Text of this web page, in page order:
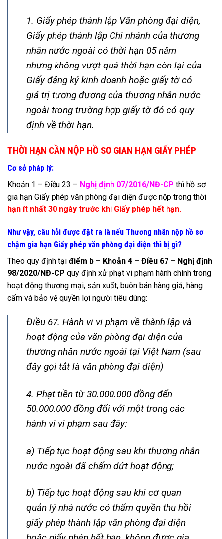
1. Giấy phép thành lập Văn phòng đại diện,
Giấy phép thành lập Chi nhánh của thương
nhân nước ngoài có thời hạn 05 năm
nhưng không vượt quá thời hạn còn lại của
Giấy đăng ký kinh doanh hoặc giấy tờ có
giá trị tương đương của thương nhân nước
ngoài trong trường hợp giấy tờ đó có quy
định về thời hạn.
THỜI HẠN CẦN NỘP HỒ SƠ GIAN HẠN GIẤY PHÉP
Cơ sở pháp lý:
Khoản 1 – Điều 23 – Nghị định 07/2016/NĐ-CP thì hồ sơ
gia hạn Giấy phép văn phòng đại diện được nộp trong thời
hạn ít nhất 30 ngày trước khi Giấy phép hết hạn.
Như vậy, câu hỏi được đặt ra là nếu Thương nhân nộp hồ sơ
chậm gia hạn Giấy phép văn phòng đại diện thì bị gì?
Theo quy định tại điểm b – Khoản 4 – Điều 67 – Nghị định
98/2020/NĐ-CP quy định xử phạt vi phạm hành chính trong
hoạt động thương mại, sản xuất, buôn bán hàng giả, hàng
cấm và bảo vệ quyền lợi người tiêu dùng:
Điều 67. Hành vi vi phạm về thành lập và
hoạt động của văn phòng đại diện của
thương nhân nước ngoài tại Việt Nam (sau
đây gọi tắt là văn phòng đại diện)
4. Phạt tiền từ 30.000.000 đồng đến
50.000.000 đồng đối với một trong các
hành vi vi phạm sau đây:
a) Tiếp tục hoạt động sau khi thương nhân
nước ngoài đã chấm dứt hoạt động;
b) Tiếp tục hoạt động sau khi cơ quan
quản lý nhà nước có thẩm quyền thu hồi
giấy phép thành lập văn phòng đại diện